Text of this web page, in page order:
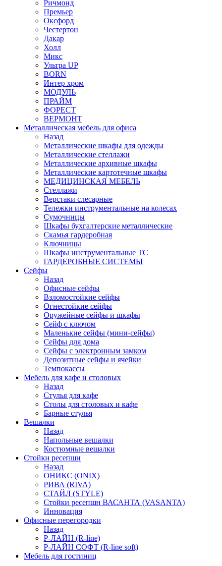
Ричмонд
Премьер
Оксфорд
Честертон
Дакар
Холл
Микс
Ультра UP
BORN
Интер хром
МОДУЛЬ
ПРАЙМ
ФОРЕСТ
ВЕРМОНТ
Металлическая мебель для офиса
Назад
Металлические шкафы для одежды
Металлические стеллажи
Металлические архивные шкафы
Металлические картотечные шкафы
МЕДИЦИНСКАЯ МЕБЕЛЬ
Стеллажи
Верстаки слесарные
Тележки инструментальные на колесах
Сумочницы
Шкафы бухгалтерские металлические
Скамья гардеробная
Ключницы
Шкафы инструментальные ТС
ГАРДЕРОБНЫЕ СИСТЕМЫ
Сейфы
Назад
Офисные сейфы
Взломостойкие сейфы
Огнестойкие сейфы
Оружейные сейфы и шкафы
Сейф с ключом
Маленькие сейфы (мини-сейфы)
Сейфы для дома
Сейфы с электронным замком
Депозитные сейфы и ячейки
Темпокассы
Мебель для кафе и столовых
Назад
Стулья для кафе
Столы для столовых и кафе
Барные стулья
Вешалки
Назад
Напольные вешалки
Костюмные вешалки
Стойки ресепшн
Назад
ОНИКС (ONIX)
РИВА (RIVA)
СТАЙЛ (STYLE)
Стойки ресепшн ВАСАНТА (VASANTA)
Инновация
Офисные перегородки
Назад
Р-ЛАЙН (R-line)
Р-ЛАЙН СОФТ (R-line soft)
Мебель для гостиниц